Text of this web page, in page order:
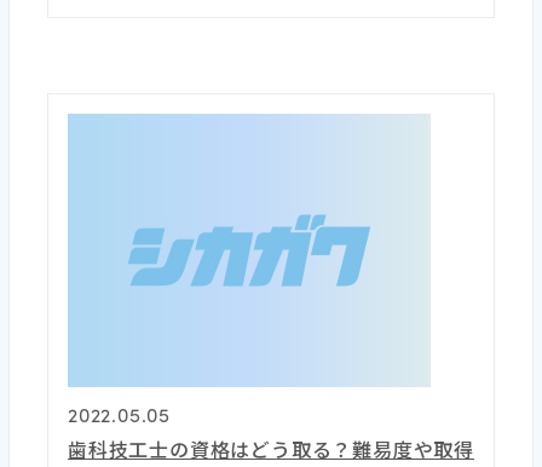
2022.05.05
歯科技工士の資格はどう取る？難易度や取得